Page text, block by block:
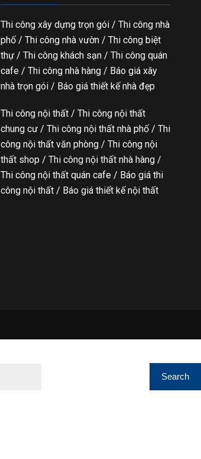
Thi công xây dựng trọn gói/ Thi công nhà
phố / Thi công nhà vườn / Thi công biệt
thự / Thi công khách sạn / Thi công quán
cafe / Thi công nhà hàng / Báo giá xây
nhà trọn gói / Báo giá thiết kế nhà đẹp
Thi công nội thất / Thi công nội thất
chung cư / Thi công nội thất nhà phố / Thi
công nội thất văn phòng / Thi công nội
thất shop / Thi công nội thất nhà hàng /
Thi công nội thất quán cafe / Báo giá thi
công nội thất / Báo giá thiết kế nội thất